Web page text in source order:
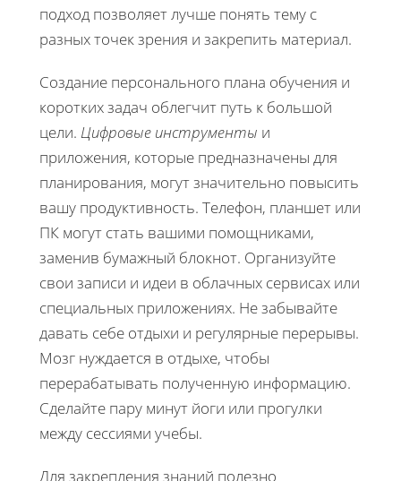
подход позволяет лучше понять тему с
разных точек зрения и закрепить материал.
Создание персонального плана обучения и
коротких задач облегчит путь к большой
цели. Цифровые инструменты и
приложения, которые предназначены для
планирования, могут значительно повысить
вашу продуктивность. Телефон, планшет или
ПК могут стать вашими помощниками,
заменив бумажный блокнот. Организуйте
свои записи и идеи в облачных сервисах или
специальных приложениях. Не забывайте
давать себе отдыхи и регулярные перерывы.
Мозг нуждается в отдыхе, чтобы
перерабатывать полученную информацию.
Сделайте пару минут йоги или прогулки
между сессиями учебы.
Для закрепления знаний полезно